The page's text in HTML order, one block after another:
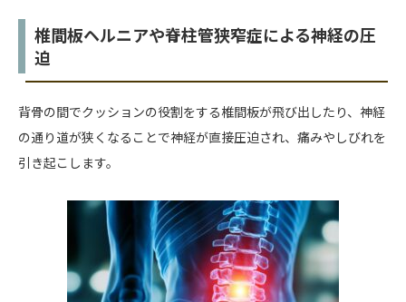
椎間板ヘルニアや脊柱管狭窄症による神経の圧
迫
背骨の間でクッションの役割をする椎間板が飛び出したり、神経
の通り道が狭くなることで神経が直接圧迫され、痛みやしびれを
引き起こします。